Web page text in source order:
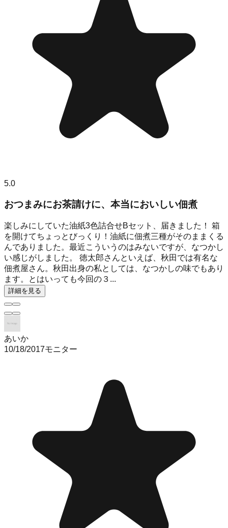
5.0
おつまみにお茶請けに、本当においしい佃煮
楽しみにしていた油紙3色詰合せBセット、届きました！ 箱
を開けてちょっとびっくり！油紙に佃煮三種がそのままくる
んでありました。最近こういうのはみないですが、なつかし
い感じがしました。 徳太郎さんといえば、秋田では有名な
佃煮屋さん。秋田出身の私としては、なつかしの味でもあり
ます。とはいっても今回の３...
詳細を見る
あいか
10/18/2017モニター